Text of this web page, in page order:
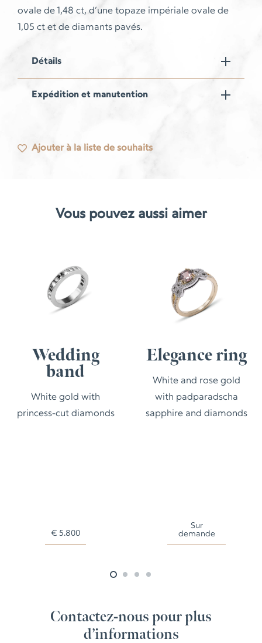
ovale de 1,48 ct, d’une topaze impériale ovale de
1,05 ct et de diamants pavés.
Détails
Expédition et manutention
Ajouter à la liste de souhaits
Vous pouvez aussi aimer
Wedding
band
White gold with
princess-cut diamonds
€ 5.800
Elegance ring
White and rose gold
with padparadscha
sapphire and diamonds
Sur
demande
Contactez-nous pour plus
d’informations